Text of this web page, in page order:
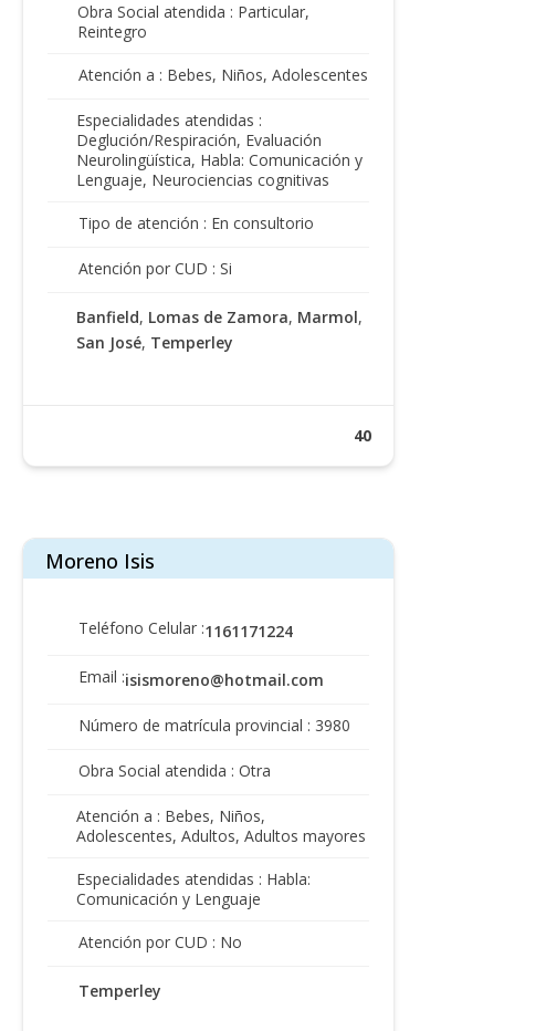
Obra Social atendida : Particular,
Reintegro
Atención a : Bebes, Niños, Adolescentes
Especialidades atendidas :
Deglución/Respiración, Evaluación
Neurolingüística, Habla: Comunicación y
Lenguaje, Neurociencias cognitivas
Tipo de atención : En consultorio
Atención por CUD : Si
Banfield, Lomas de Zamora, Marmol,
San José, Temperley
40
Moreno Isis
Teléfono Celular :1161171224
Email :isismoreno@hotmail.com
Número de matrícula provincial : 3980
Obra Social atendida : Otra
Atención a : Bebes, Niños,
Adolescentes, Adultos, Adultos mayores
Especialidades atendidas : Habla:
Comunicación y Lenguaje
Atención por CUD : No
Temperley